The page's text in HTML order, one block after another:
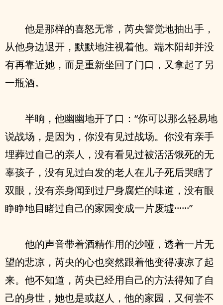
他是那样的喜怒无常，芮央警觉地抽出手，
从他身边退开，默默地注视着他。端木阳却并没
有再靠近她，而是重新坐回了门口，又拿起了另
一瓶酒。
半晌，他幽幽地开了口：“你可以那么轻易地
说战场，是因为，你没有见过战场。你没有亲手
埋葬过自己的亲人，没有看见过被活活饿死的无
辜孩子，没有见过白发的老人在儿子死后哭瞎了
双眼，没有亲身闻到过尸身腐烂的味道，没有眼
睁睁地目睹过自己的家园变成一片废墟······”
他的声音带着酒精作用的沙哑，透着一片无
望的悲凉，芮央的心也突然跟着他变得凄凉了起
来。他不知道，芮央已经用自己的方法得知了自
己的身世，她也是或赵人，他的家园，又何尝不